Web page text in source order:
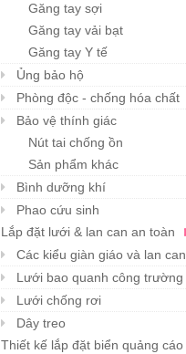
Găng tay sợi
Găng tay vải bạt
Găng tay Y tế
Ủng bảo hộ
Phòng độc - chống hóa chất
Bảo vệ thính giác
Nút tai chống ồn
Sản phẩm khác
Bình dưỡng khí
Phao cứu sinh
Lắp đặt lưới & lan can an toàn
Các kiểu giàn giáo và lan can
Lưới bao quanh công trường
Lưới chống rơi
Dây treo
Thiết kế lắp đặt biển quảng cáo